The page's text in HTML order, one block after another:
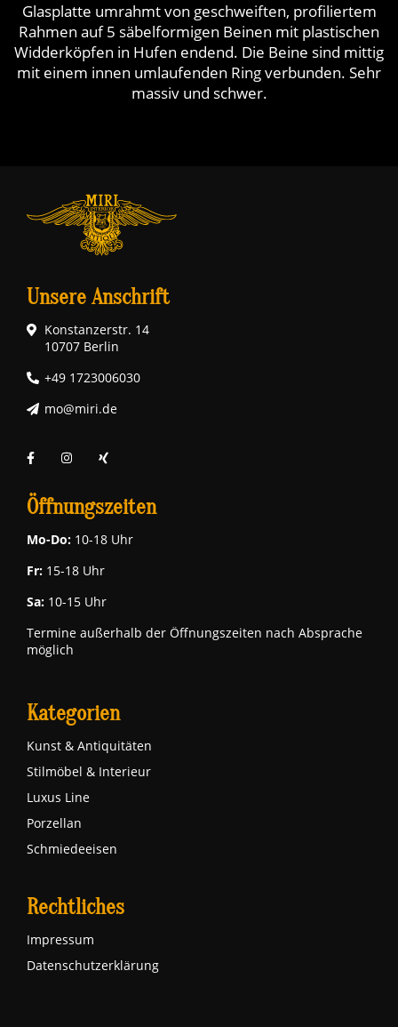
Glasplatte umrahmt von geschweiften, profiliertem
Rahmen auf 5 säbelformigen Beinen mit plastischen
Widderköpfen in Hufen endend. Die Beine sind mittig
mit einem innen umlaufenden Ring verbunden. Sehr
massiv und schwer.
Unsere Anschrift
Konstanzerstr. 14
10707 Berlin
+49 1723006030
mo@miri.de
Öffnungszeiten
Mo-Do: 10-18 Uhr
Fr: 15-18 Uhr
Sa: 10-15 Uhr
Termine außerhalb der Öffnungszeiten nach Absprache
möglich
Kategorien
Kunst & Antiquitäten
Stilmöbel & Interieur
Luxus Line
Porzellan
Schmiedeeisen
Rechtliches
Impressum
Datenschutzerklärung